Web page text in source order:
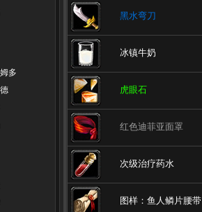
多
黑水弯刀
冰镇牛奶
虎眼石
红色迪菲亚面罩
次级治疗药水
图样：鱼人鳞片腰带